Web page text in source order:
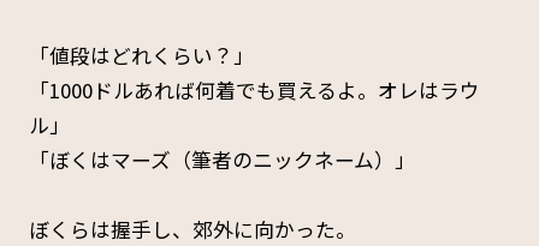
「値段はどれくらい？」
「1000ドルあれば何着でも買えるよ。オレはラウ
ル」
「ぼくはマーズ（筆者のニックネーム）」
ぼくらは握手し、郊外に向かった。